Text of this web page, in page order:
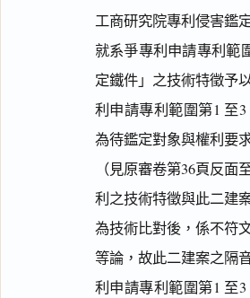
工商研究院專利侵害鑑
就系爭專利申請專利範
定鐵件」之技術特徵予
利申請專利範圍第1 至
為待鑑定對象與權利要
（見原審卷第36頁反
利之技術特徵與此二建
為技術比對後，係不符
等論，故此二建案之隔
利申請專利範圍第1 至